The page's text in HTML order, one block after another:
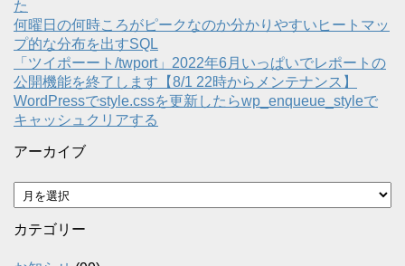
た
何曜日の何時ころがピークなのか分かりやすいヒートマッ
プ的な分布を出すSQL
「ツイポーート/twport」2022年6月いっぱいでレポートの
公開機能を終了します【8/1 22時からメンテナンス】
WordPressでstyle.cssを更新したらwp_enqueue_styleで
キャッシュクリアする
アーカイブ
ア
ー
カ
カテゴリー